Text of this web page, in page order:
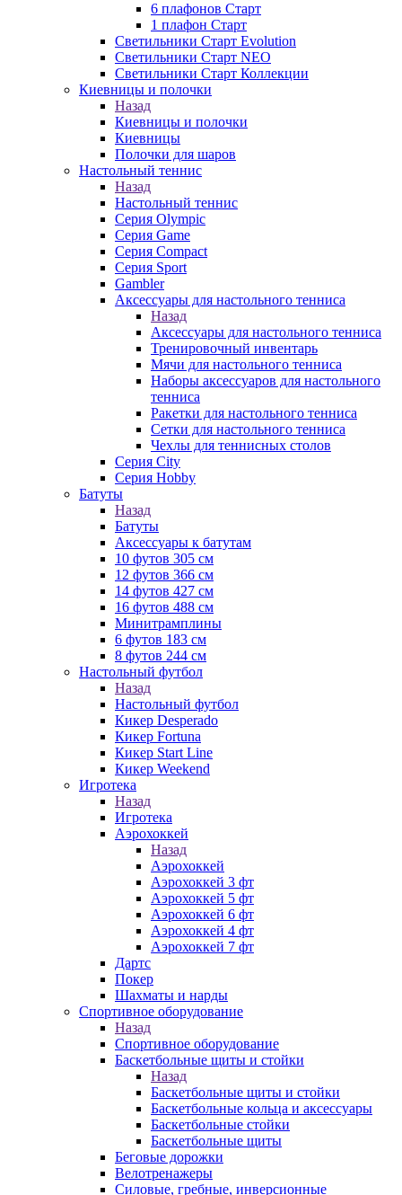
6 плафонов Старт
1 плафон Старт
Светильники Старт Evolution
Светильники Старт NEO
Светильники Старт Коллекции
Киевницы и полочки
Назад
Киевницы и полочки
Киевницы
Полочки для шаров
Настольный теннис
Назад
Настольный теннис
Серия Olympic
Серия Game
Серия Compact
Серия Sport
Gambler
Аксессуары для настольного тенниса
Назад
Аксессуары для настольного тенниса
Тренировочный инвентарь
Мячи для настольного тенниса
Наборы аксессуаров для настольного
тенниса
Ракетки для настольного тенниса
Сетки для настольного тенниса
Чехлы для теннисных столов
Серия City
Серия Hobby
Батуты
Назад
Батуты
Аксессуары к батутам
10 футов 305 см
12 футов 366 см
14 футов 427 см
16 футов 488 см
Минитрамплины
6 футов 183 см
8 футов 244 см
Настольный футбол
Назад
Настольный футбол
Кикер Desperado
Кикер Fortuna
Кикер Start Line
Кикер Weekend
Игротека
Назад
Игротека
Аэрохоккей
Назад
Аэрохоккей
Аэрохоккей 3 фт
Аэрохоккей 5 фт
Аэрохоккей 6 фт
Аэрохоккей 4 фт
Аэрохоккей 7 фт
Дартс
Покер
Шахматы и нарды
Спортивное оборудование
Назад
Спортивное оборудование
Баскетбольные щиты и стойки
Назад
Баскетбольные щиты и стойки
Баскетбольные кольца и аксессуары
Баскетбольные стойки
Баскетбольные щиты
Беговые дорожки
Велотренажеры
Силовые, гребные, инверсионные